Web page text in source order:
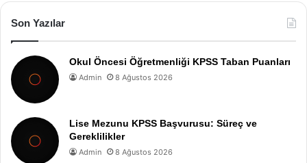
Son Yazılar
Okul Öncesi Öğretmenliği KPSS Taban Puanları
Admin 8 Ağustos 2026
Lise Mezunu KPSS Başvurusu: Süreç ve
Gereklilikler
Admin 8 Ağustos 2026